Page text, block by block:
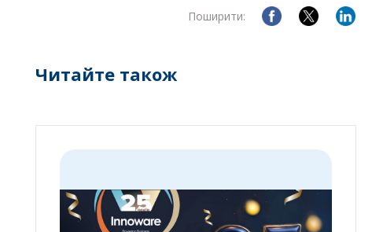
Поширити:
Читайте також